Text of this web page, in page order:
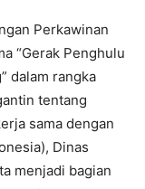
Perkawinan
“Gerak Penghulu
dalam rangka
tentang
sama dengan
Dinas
menjadi bagian